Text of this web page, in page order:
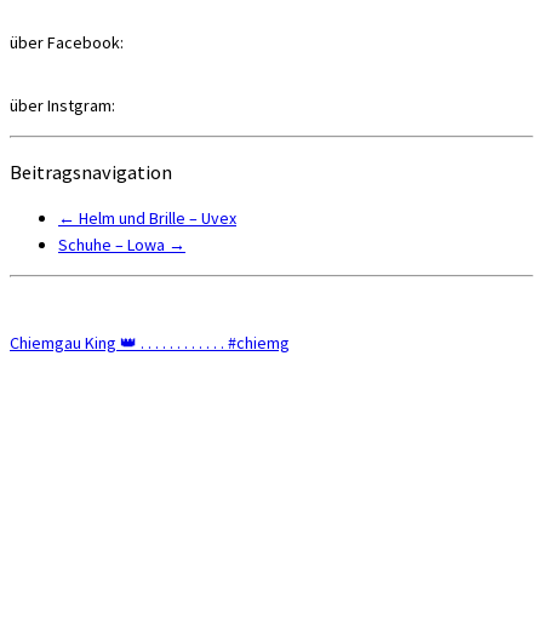
über Facebook:
über Instgram:
Beitragsnavigation
← Helm und Brille – Uvex
Schuhe – Lowa →
Chiemgau King 👑 . . . . . . . . . . . . #chiemg